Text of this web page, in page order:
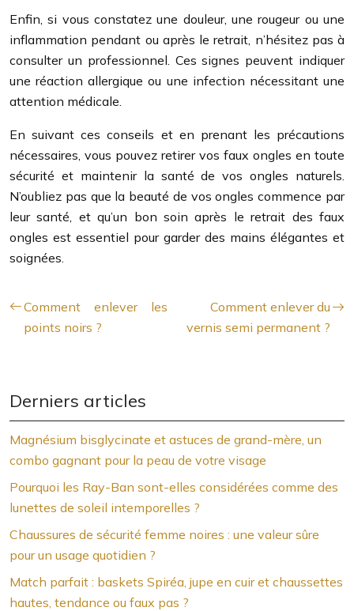
Enfin, si vous constatez une douleur, une rougeur ou une
inflammation pendant ou après le retrait, n’hésitez pas à
consulter un professionnel. Ces signes peuvent indiquer
une réaction allergique ou une infection nécessitant une
attention médicale.
En suivant ces conseils et en prenant les précautions
nécessaires, vous pouvez retirer vos faux ongles en toute
sécurité et maintenir la santé de vos ongles naturels.
N’oubliez pas que la beauté de vos ongles commence par
leur santé, et qu’un bon soin après le retrait des faux
ongles est essentiel pour garder des mains élégantes et
soignées.
Comment enlever les
points noirs ?
Comment enlever du
vernis semi permanent ?
Derniers articles
Magnésium bisglycinate et astuces de grand-mère, un
combo gagnant pour la peau de votre visage
Pourquoi les Ray-Ban sont-elles considérées comme des
lunettes de soleil intemporelles ?
Chaussures de sécurité femme noires : une valeur sûre
pour un usage quotidien ?
Match parfait : baskets Spiréa, jupe en cuir et chaussettes
hautes, tendance ou faux pas ?